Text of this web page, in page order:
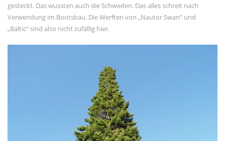
Februar 2021
Januar 2021
gesteckt. Das wussten auch die Schweden. Das alles schreit nach
Verwendung im Bootsbau. Die Werften von „Nautor Swan“ und
„Baltic“ sind also nicht zufällig hier.